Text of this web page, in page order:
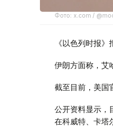
Фото: x.com /
《以色列时报
伊朗方面称，艾
截至目前，美国
公开资料显示，
在科威特、卡塔